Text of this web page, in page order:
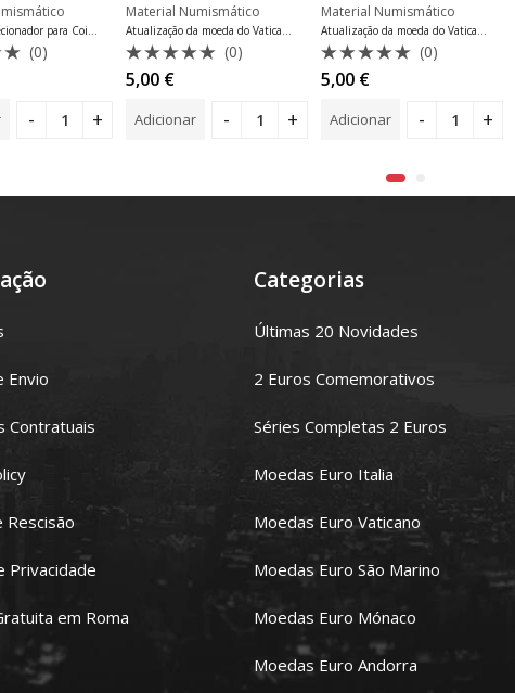
Álbum de colecionador para Coincards Belgium 2014 – 2018
(0)
Material Numismático
Atualização da moeda do Vaticano 2019 Número 4
Avaliação
0
5
(0)
5,00 €
Adicionar
Material Numismático
Atualização da moeda do Vaticano 2023 Número 1
Avaliação
0
5
(0)
5,00 €
Adicionar
Envio
Contratuais
Rescisão
Privacidade
em Roma
Categorias
Últimas 20 Novidades
2 Euros Comemorativos
Séries Completas 2 Euros
Moedas Euro Italia
Moedas Euro Vaticano
Moedas Euro São Marino
Moedas Euro Mónaco
Moedas Euro Andorra